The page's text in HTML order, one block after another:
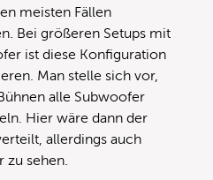
meisten Fällen
Bei größeren Setups mit
ist diese Konfiguration
Man stelle sich vor,
alle Subwoofer
Hier wäre dann der
allerdings auch
zu sehen.